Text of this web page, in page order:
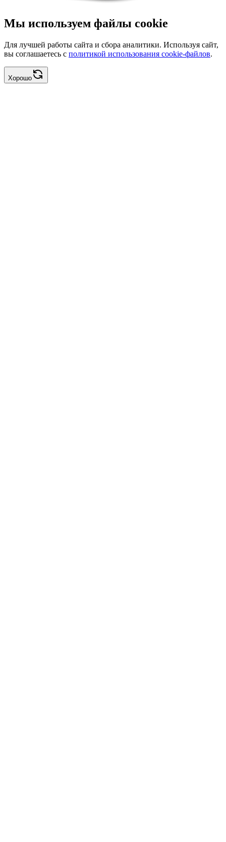
Мы используем файлы cookie
Для лучшей работы сайта и сбора аналитики. Используя сайт,
вы соглашаетесь с политикой использования cookie-файлов.
Хорошо